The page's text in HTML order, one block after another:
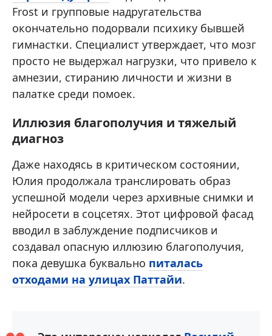
Frost и групповые надругательства
окончательно подорвали психику бывшей
гимнастки. Специалист утверждает, что мозг
просто не выдержал нагрузки, что привело к
амнезии, стиранию личности и жизни в
палатке среди помоек.
Иллюзия благополучия и тяжелый
диагноз
Даже находясь в критическом состоянии,
Юлия продолжала транслировать образ
успешной модели через архивные снимки и
нейросети в соцсетях. Этот цифровой фасад
вводил в заблуждение подписчиков и
создавал опасную иллюзию благополучия,
пока девушка буквально питалась
отходами на улицах Паттайи.